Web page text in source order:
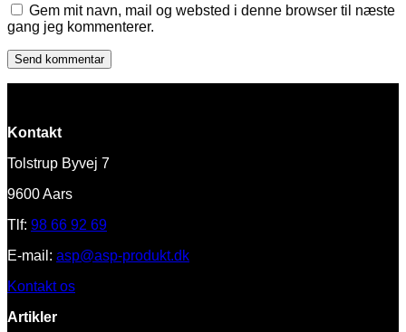
Gem mit navn, mail og websted i denne browser til næste
gang jeg kommenterer.
Kontakt
Tolstrup Byvej 7
9600 Aars
Tlf: 98 66 92 69
E-mail: asp@asp-produkt.dk
Kontakt os
Artikler